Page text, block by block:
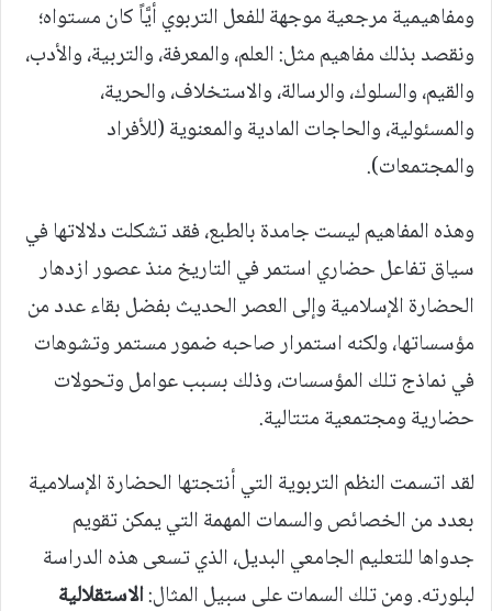
ومفاهيمية مرجعية موجهة للفعل التربوي أيَّاً كان مستواه؛
ونقصد بذلك مفاهيم مثل: العلم، والمعرفة، والتربية، والأدب،
والقيم، والسلوك، والرسالة، والاستخلاف، والحرية،
والمسئولية، والحاجات المادية والمعنوية (للأفراد
والمجتمعات).
وهذه المفاهيم ليست جامدة بالطبع، فقد تشكلت دلالاتها في
سياق تفاعل حضاري استمر في التاريخ منذ عصور ازدهار
الحضارة الإسلامية وإلى العصر الحديث بفضل بقاء عدد من
مؤسساتها، ولكنه استمرار صاحبه ضمور مستمر وتشوهات
في نماذج تلك المؤسسات، وذلك بسبب عوامل وتحولات
حضارية ومجتمعية متتالية.
لقد اتسمت النظم التربوية التي أنتجتها الحضارة الإسلامية
بعدد من الخصائص والسمات المهمة التي يمكن تقويم
جدواها للتعليم الجامعي البديل، الذي تسعى هذه الدراسة
لبلورته. ومن تلك السمات على سبيل المثال:الاستقلالية